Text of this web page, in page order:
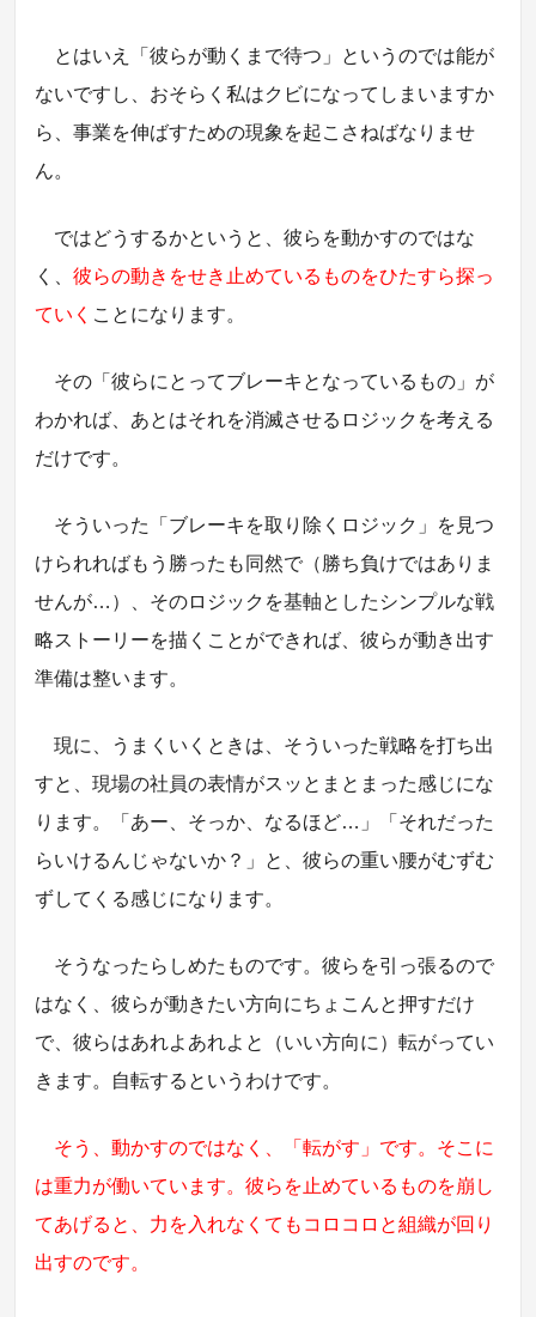
とはいえ「彼らが動くまで待つ」というのでは能が
ないですし、おそらく私はクビになってしまいますか
ら、事業を伸ばすための現象を起こさねばなりませ
ん。
ではどうするかというと、彼らを動かすのではな
く、彼らの動きをせき止めているものをひたすら探っ
ていく ことになります。
その「彼らにとってブレーキとなっているもの」が
わかれば、あとはそれを消滅させるロジックを考える
だけです。
そういった「ブレーキを取り除くロジック」を見つ
けられればもう勝ったも同然で（勝ち負けではありま
せんが…）、そのロジックを基軸としたシンプルな戦
略ストーリーを描くことができれば、彼らが動き出す
準備は整います。
現に、うまくいくときは、そういった戦略を打ち出
すと、現場の社員の表情がスッとまとまった感じにな
ります。「あー、そっか、なるほど…」「それだった
らいけるんじゃないか？」と、彼らの重い腰がむずむ
ずしてくる感じになります。
そうなったらしめたものです。彼らを引っ張るので
はなく、彼らが動きたい方向にちょこんと押すだけ
で、彼らはあれよあれよと（いい方向に）転がってい
きます。自転するというわけです。
そう、動かすのではなく、「転がす」です。そこに
は重力が働いています。彼らを止めているものを崩し
てあげると、力を入れなくてもコロコロと組織が回り
出すのです。